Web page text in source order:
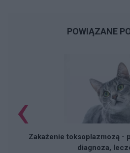
POWIĄZANE
Zakażenie toksoplazmozą -
diagnoza,
‹